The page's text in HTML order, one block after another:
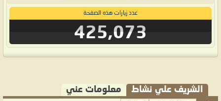
عدد زيارات هذه الصفحة
425,073
الشريف علي نشاط معلومات عني